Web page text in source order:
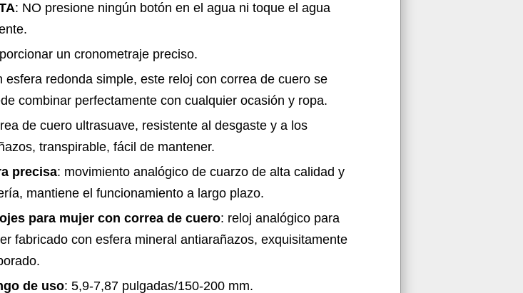
: NO presione ningún botón en el agua ni toque el agua
un cronometraje preciso.
esfera redonda simple, este reloj con correa de cuero se
combinar perfectamente con cualquier ocasión y ropa.
de cuero ultrasuave, resistente al desgaste y a los
transpirable, fácil de mantener.
precisa: movimiento analógico de cuarzo de alta calidad y
mantiene el funcionamiento a largo plazo.
para mujer con correa de cuero: reloj analógico para
fabricado con esfera mineral antiarañazos, exquisitamente
de uso: 5,9-7,87 pulgadas/150-200 mm.